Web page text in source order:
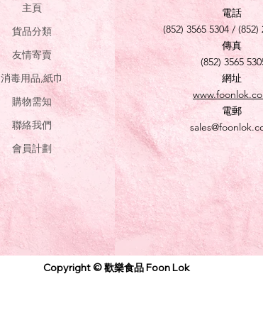
主頁
貨品分類
友情寄賣
消毒用品,紙巾
購物需知
聯絡我們
會員計劃
電話
(852) 3565 5304 / (852)
傳真
(852) 3565
網址
電郵
Copyright © 歡樂食品 Foon Lok